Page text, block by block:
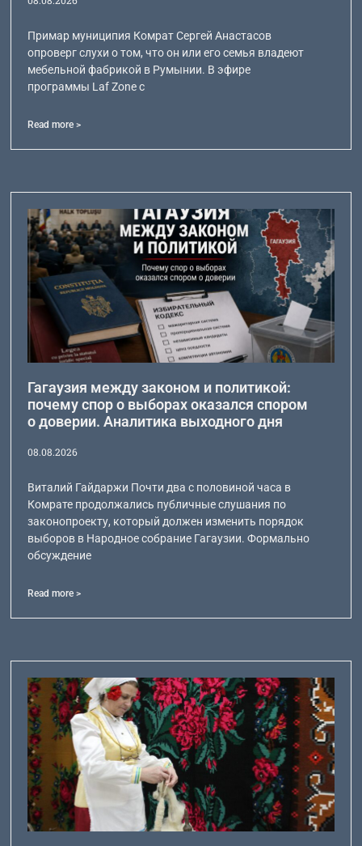
Примар муниципия Комрат Сергей Анастасов
опроверг слухи о том, что он или его семья владеют
мебельной фабрикой в Румынии. В эфире
программы Laf Zone с
Read more >
Гагаузия между законом и политикой:
почему спор о выборах оказался спором
о доверии. Аналитика выходного дня
08.08.2026
Виталий Гайдаржи Почти два с половиной часа в
Комрате продолжались публичные слушания по
законопроекту, который должен изменить порядок
выборов в Народное собрание Гагаузии. Формально
обсуждение
Read more >